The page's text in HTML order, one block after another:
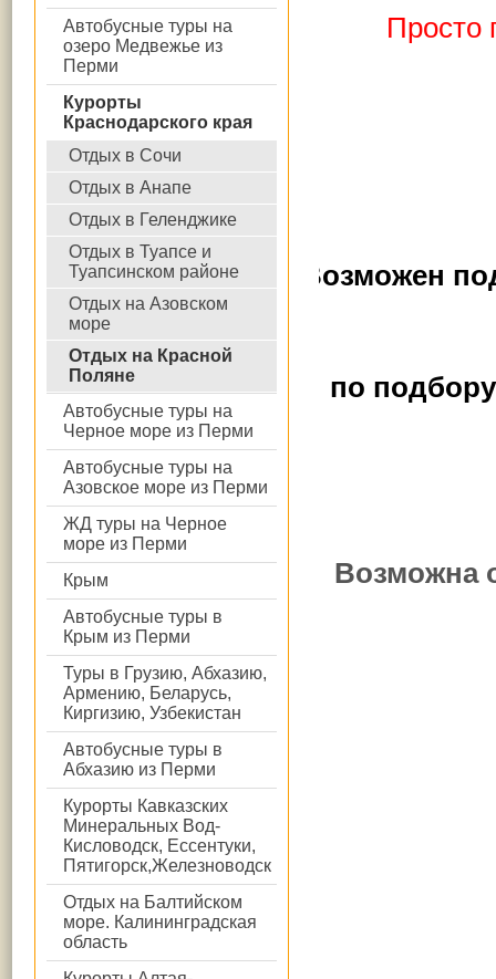
Автобусные туры на
озеро Медвежье из
Перми
Курорты
Краснодарского края
Отдых в Сочи
Отдых в Анапе
Отдых в Геленджике
Отдых в Туапсе и
Туапсинском районе
Отдых на Азовском
море
Отдых на Красной
Поляне
Автобусные туры на
Черное море из Перми
Автобусные туры на
Азовское море из Перми
ЖД туры на Черное
море из Перми
Крым
Автобусные туры в
Крым из Перми
Туры в Грузию, Абхазию,
Армению, Беларусь,
Киргизию, Узбекистан
Автобусные туры в
Абхазию из Перми
Курорты Кавказских
Минеральных Вод-
Кисловодск, Ессентуки,
Пятигорск,Железноводск
Отдых на Балтийском
море. Калининградская
область
Просто
Возможен
по
Возможна